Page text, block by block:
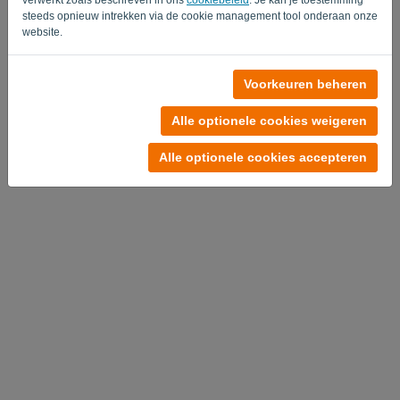
steeds opnieuw intrekken via de cookie management tool onderaan onze
website.
Voorkeuren beheren
Alle optionele cookies weigeren
Alle optionele cookies accepteren
Probeer nu gratis
Algemene voorwaarden